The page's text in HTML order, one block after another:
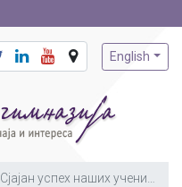
English
Сјајан успех наших ученика на Националној географској олимпијади 2024.